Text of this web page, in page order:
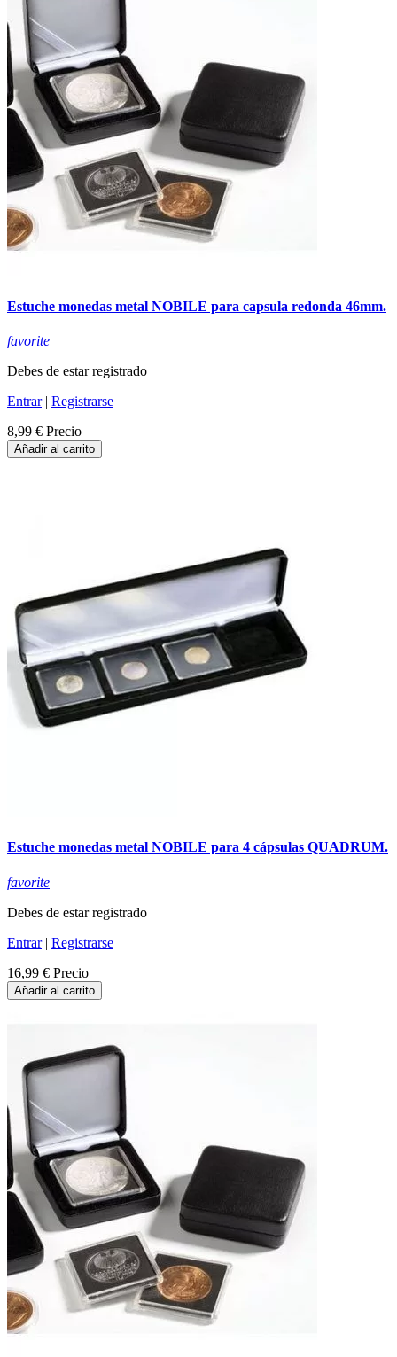
Estuche monedas metal NOBILE para capsula redonda 46mm.
favorite
Debes de estar registrado
Entrar| Registrarse
8,99 € Precio
Añadir al carrito
Estuche monedas metal NOBILE para 4 cápsulas QUADRUM.
favorite
Debes de estar registrado
Entrar| Registrarse
16,99 € Precio
Añadir al carrito